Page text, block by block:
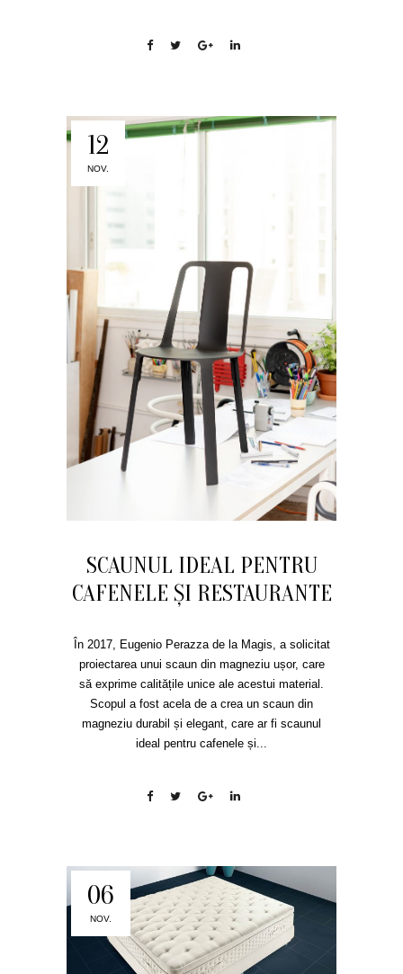
12
NOV.
SCAUNUL IDEAL PENTRU
CAFENELE ȘI RESTAURANTE
În 2017, Eugenio Perazza de la Magis, a solicitat
proiectarea unui scaun din magneziu ușor, care
să exprime calitățile unice ale acestui material.
Scopul a fost acela de a crea un scaun din
magneziu durabil și elegant, care ar fi scaunul
ideal pentru cafenele și...
06
NOV.